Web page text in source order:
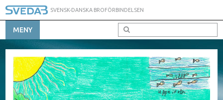
SVENSK-DANSKA BROFÖRBINDELSEN
MENY